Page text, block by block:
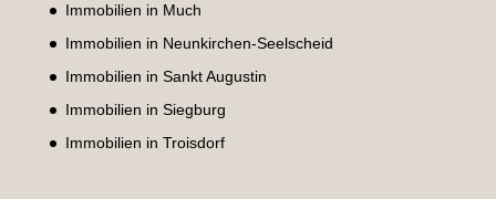
Immobilien in Much
Immobilien in Neunkirchen-Seelscheid
Immobilien in Sankt Augustin
Immobilien in Siegburg
Immobilien in Troisdorf